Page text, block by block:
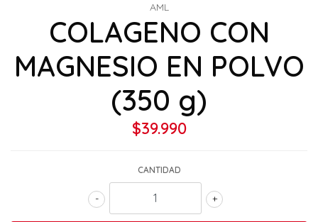
AML
COLAGENO CON
MAGNESIO EN POLVO
(350 g)
$39.990
CANTIDAD
+
-